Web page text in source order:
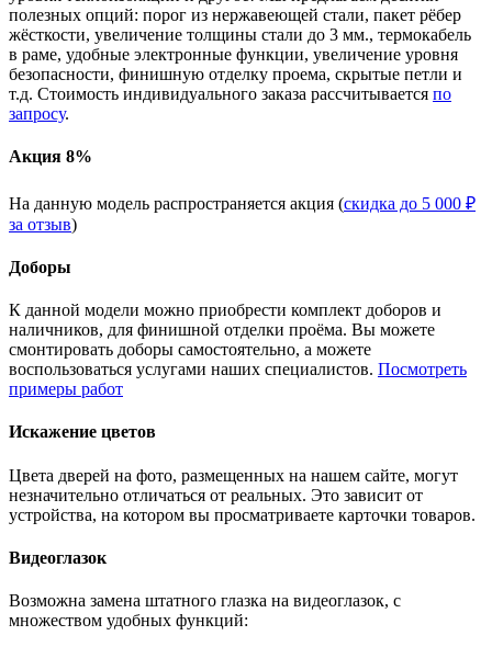
полезных опций: порог из нержавеющей стали, пакет рёбер
жёсткости, увеличение толщины стали до 3 мм., термокабель
в раме, удобные электронные функции, увеличение уровня
безопасности, финишную отделку проема, скрытые петли и
т.д. Стоимость индивидуального заказа рассчитывается по
запросу.
Акция 8%
На данную модель распространяется акция (скидка до 5 000 ₽
за отзыв)
Доборы
К данной модели можно приобрести комплект доборов и
наличников, для финишной отделки проёма. Вы можете
смонтировать доборы самостоятельно, а можете
воспользоваться услугами наших специалистов. Посмотреть
примеры работ
Искажение цветов
Цвета дверей на фото, размещенных на нашем сайте, могут
незначительно отличаться от реальных. Это зависит от
устройства, на котором вы просматриваете карточки товаров.
Видеоглазок
Возможна замена штатного глазка на видеоглазок, с
множеством удобных функций: